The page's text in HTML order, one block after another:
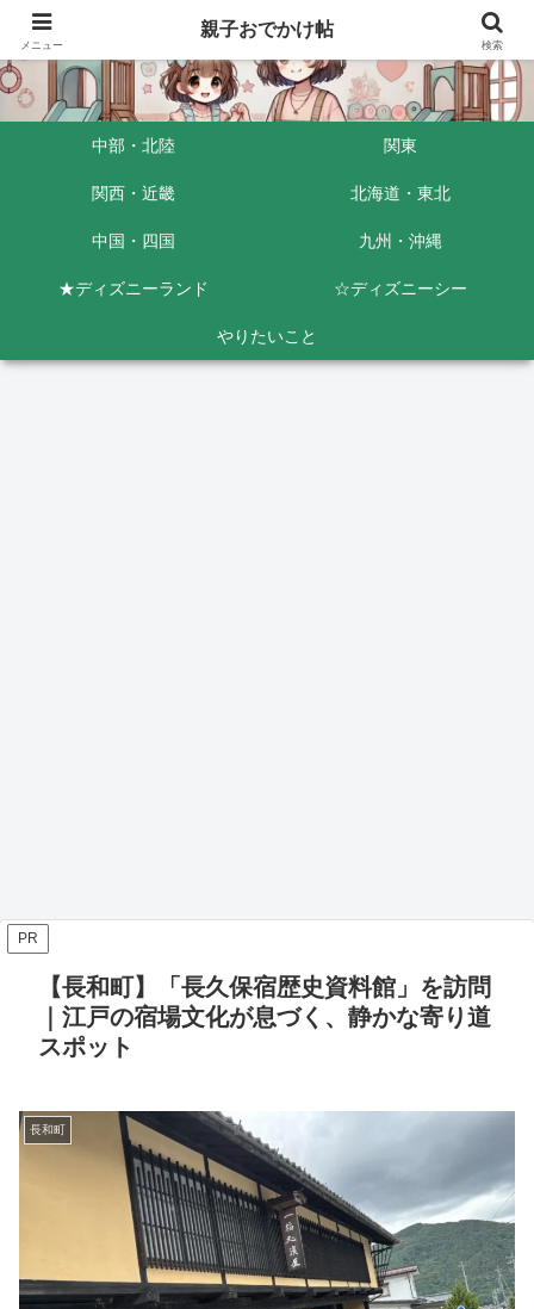
中部・北陸 関東
関西・近畿 北海道・東北
中国・四国 九州・沖縄
★ディズニーランド ☆ディズニーシー
やりたいこと
PR
【長和町】「長久保宿歴史資料館」を訪問
｜江戸の宿場文化が息づく、静かな寄り道
スポット
長和町
メニュー
親子おでかけ帖
検索